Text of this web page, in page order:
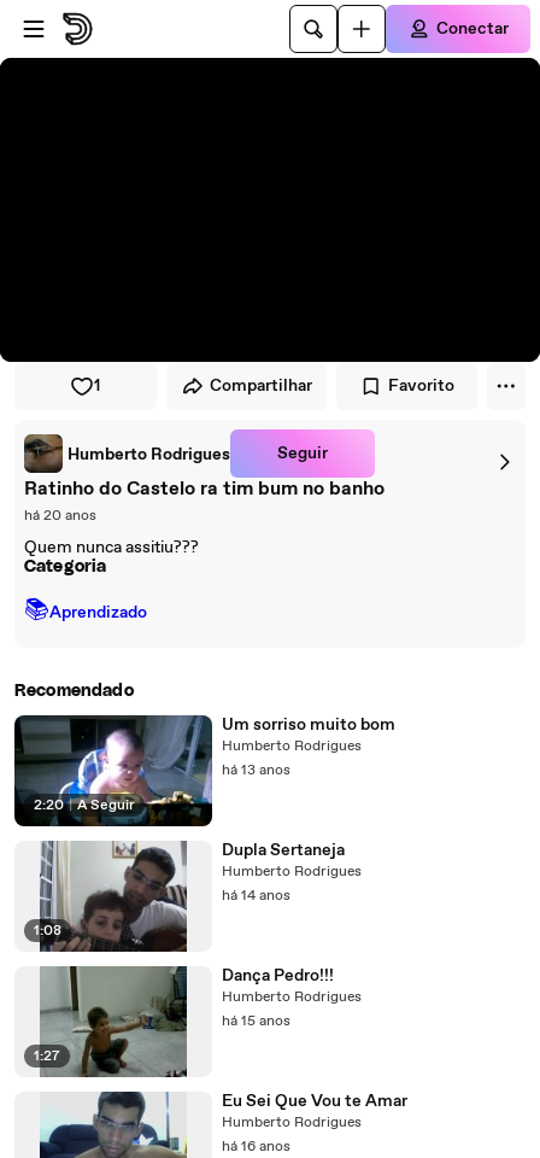
Pular para o player
Ir para o conteúdo principal
Conectar
1 Compartilhar Favorito
Humberto Rodrigues Seguir
Ratinho do Castelo ra tim bum no banho
há 20 anos
Quem nunca assitiu???
Categoria
📚Aprendizado
Recomendado
2:20 | A Seguir
Um sorriso muito bom
Humberto Rodrigues
há 13 anos
1:08
Dupla Sertaneja
Humberto Rodrigues
há 14 anos
1:27
Dança Pedro!!!
Humberto Rodrigues
há 15 anos
Eu Sei Que Vou te Amar
Humberto Rodrigues
há 16 anos